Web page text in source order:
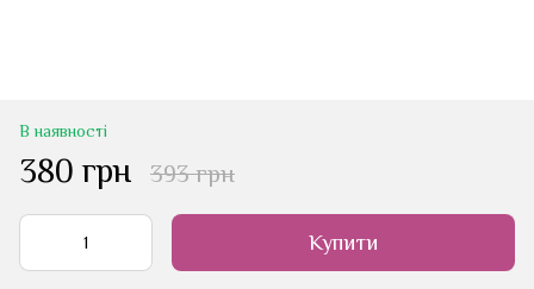
В наявності
380 грн 393 грн
Купити